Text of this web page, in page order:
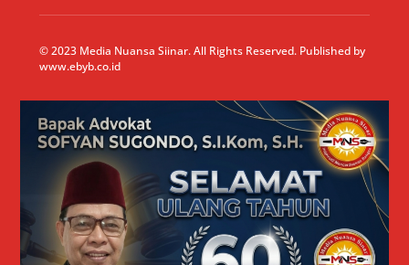
© 2023 Media Nuansa Siinar. All Rights Reserved. Published by
www.ebyb.co.id